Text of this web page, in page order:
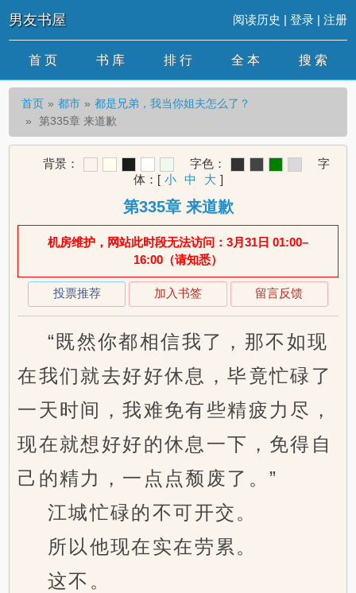
男友书屋 阅读历史 | 登录| 注册
首 页 书 库 排 行 全 本 搜 索
首页 都市
都是兄弟，我当你姐夫怎么了？
第335章 来道歉
背景： 字色：
字
体： [ 小 中 大 ]
第335章 来道歉
机房维护，网站此时段无法访问：3月31日 01:00–
16:00（请知悉）
投票推荐 加入书签 留言反馈
“既然你都相信我了，那不如现
在我们就去好好休息，毕竟忙碌了
一天时间，我难免有些精疲力尽，
现在就想好好的休息一下，免得自
己的精力，一点点颓废了。”
江城忙碌的不可开交。
所以他现在实在劳累。
这不。